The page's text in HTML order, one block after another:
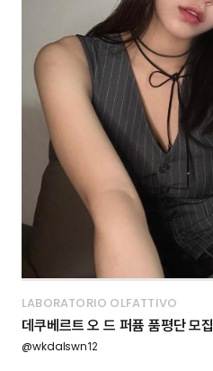
LABORATORIO OLFATTIVO
데쿠베르트 오 드 퍼퓸 품평단 모집
@wkdalswn12